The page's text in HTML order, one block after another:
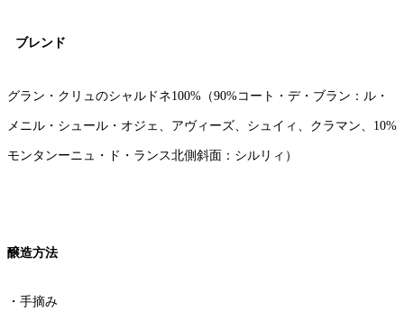
ブレンド
グラン・クリュのシャルドネ100%（90%コート・デ・ブラン：ル・
メニル・シュール・オジェ、アヴィーズ、シュイィ、クラマン、10%
モンタンーニュ・ド・ランス北側斜面：シルリィ）
醸造方法
・手摘み